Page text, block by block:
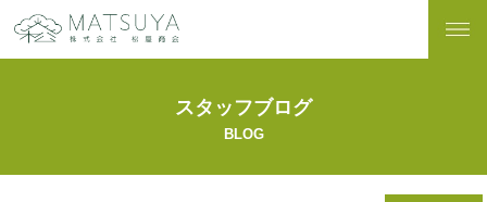
スタッフブログ
BLOG